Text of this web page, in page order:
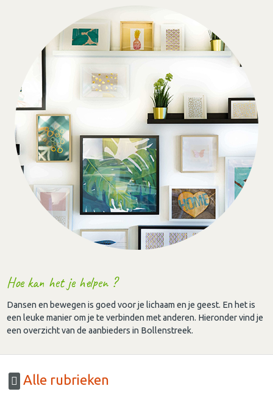
Hoe kan het je helpen ?
Dansen en bewegen is goed voor je lichaam en je geest. En het is
een leuke manier om je te verbinden met anderen. Hieronder vind je
een overzicht van de aanbieders in Bollenstreek.
Alle rubrieken